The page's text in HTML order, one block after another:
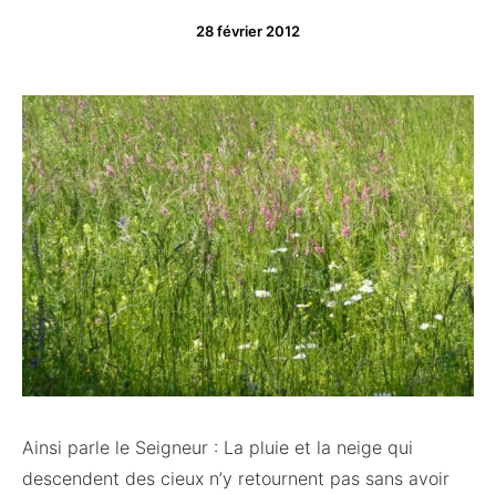
28 février 2012
Ainsi parle le Seigneur : La pluie et la neige qui
descendent des cieux n’y retournent pas sans avoir